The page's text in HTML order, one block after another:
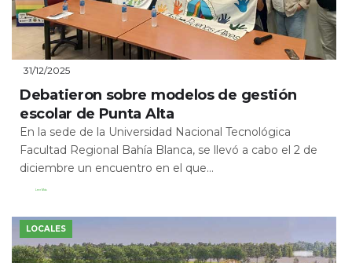
31/12/2025
Debatieron sobre modelos de gestión
escolar de Punta Alta
En la sede de la Universidad Nacional Tecnológica
Facultad Regional Bahía Blanca, se llevó a cabo el 2 de
diciembre un encuentro en el que...
Leer Más
LOCALES